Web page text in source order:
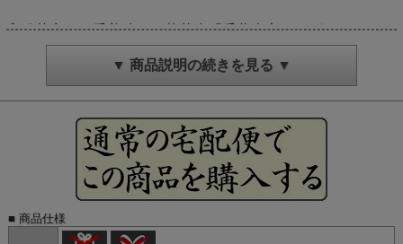
高発芽率、一番美味しい落花生「千葉半立（ちばはんだ
ち）」の栽培用タネです。
＜商品紹介＞
●落花生のコシヒカリ。「千葉半立（ちばはんだ
落花生の名産地・千葉県で栽培された「千葉半立」という品
種を原料にしています。千葉半立はとても濃い味が特徴で、
まるで乳製品のようなまろやかなコクを楽しめます。栽培自
体は簡単ですが、中手と比べると少し難しい部分はあります
が、「せっかく作るなら落花生の王様・千葉半立を作りた
い」という方におすすめです。
▼ 商品説明の続きを見る ▼
■ 商品仕様